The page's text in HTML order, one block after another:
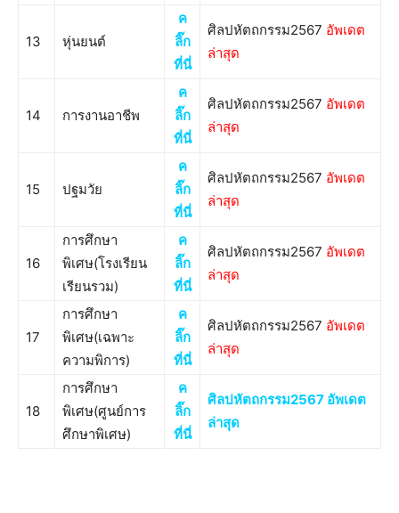
13 หุ่นยนต์
ค
ลิ๊ก
ที่นี่
ศิลปหัตถกรรม2567 อัพเดต
ล่าสุด
14 การงานอาชีพ
ค
ลิ๊ก
ที่นี่
ศิลปหัตถกรรม2567 อัพเดต
ล่าสุด
15 ปฐมวัย
ค
ลิ๊ก
ที่นี่
ศิลปหัตถกรรม2567 อัพเดต
ล่าสุด
16
การศึกษา
พิเศษ(โรงเรียน
เรียนรวม)
ค
ลิ๊ก
ที่นี่
ศิลปหัตถกรรม2567 อัพเดต
ล่าสุด
17
การศึกษา
พิเศษ(เฉพาะ
ความพิการ)
ค
ลิ๊ก
ที่นี่
ศิลปหัตถกรรม2567 อัพเดต
ล่าสุด
18
การศึกษา
พิเศษ(ศูนย์การ
ศึกษาพิเศษ)
ค
ลิ๊ก
ที่นี่
ศิลปหัตถกรรม2567 อัพเดต
ล่าสุด